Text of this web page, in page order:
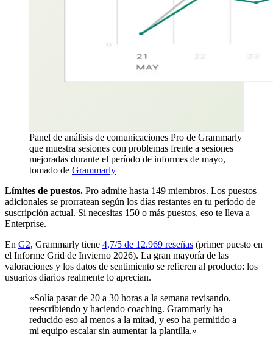
Panel de análisis de comunicaciones Pro de Grammarly
que muestra sesiones con problemas frente a sesiones
mejoradas durante el período de informes de mayo,
tomado de Grammarly
Límites de puestos. Pro admite hasta 149 miembros. Los puestos
adicionales se prorratean según los días restantes en tu período de
suscripción actual. Si necesitas 150 o más puestos, eso te lleva a
Enterprise.
En G2, Grammarly tiene 4,7/5 de 12.969 reseñas (primer puesto en
el Informe Grid de Invierno 2026). La gran mayoría de las
valoraciones y los datos de sentimiento se refieren al producto: los
usuarios diarios realmente lo aprecian.
«Solía pasar de 20 a 30 horas a la semana revisando,
reescribiendo y haciendo coaching. Grammarly ha
reducido eso al menos a la mitad, y eso ha permitido a
mi equipo escalar sin aumentar la plantilla.»